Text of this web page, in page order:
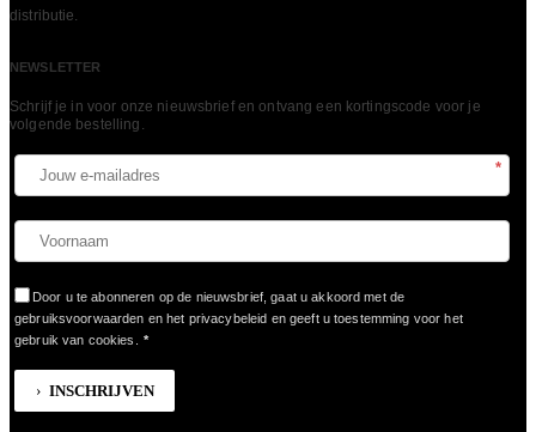
distributie.
NEWSLETTER
Schrijf je in voor onze nieuwsbrief en ontvang een kortingscode voor je
volgende bestelling.​
*
Door u te abonneren op de nieuwsbrief, gaat u akkoord met de
gebruiksvoorwaarden en het privacybeleid en geeft u toestemming voor het
gebruik van cookies.
*
INSCHRIJVEN